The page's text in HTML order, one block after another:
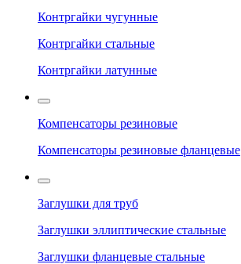
Контргайки чугунные
Контргайки стальные
Контргайки латунные
Компенсаторы резиновые
Компенсаторы резиновые фланцевые
Заглушки для труб
Заглушки эллиптические стальные
Заглушки фланцевые стальные